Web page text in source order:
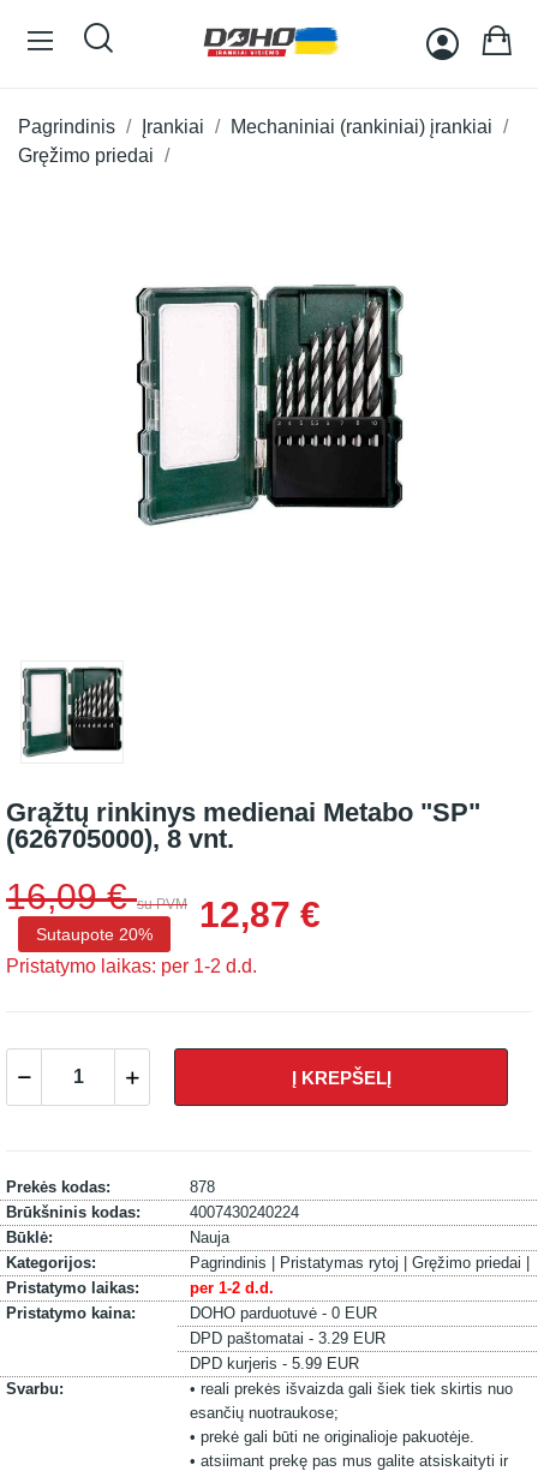
Pagrindinis Įrankiai
Mechaniniai (rankiniai) įrankiai
Gręžimo priedai
Grąžtų rinkinys medienai Metabo "SP"
(626705000), 8 vnt.
12,87 €
16,09 €su PVM
Sutaupote 20%
Pristatymo laikas: per 1-2 d.d.
Į KREPŠELĮ
Prekės kodas:
878
Brūkšninis kodas:
4007430240224
Būklė:
Nauja
Kategorijos:
Pagrindinis | Pristatymas rytoj | Gręžimo priedai |
Pristatymo laikas:
per 1-2 d.d.
Pristatymo kaina:
DOHO parduotuvė - 0 EUR
DPD paštomatai - 3.29 EUR
DPD kurjeris - 5.99 EUR
Svarbu:
• reali prekės išvaizda gali šiek tiek skirtis nuo
esančių nuotraukose;
• prekė gali būti ne originalioje pakuotėje.
• atsiimant prekę pas mus galite atsiskaityti ir